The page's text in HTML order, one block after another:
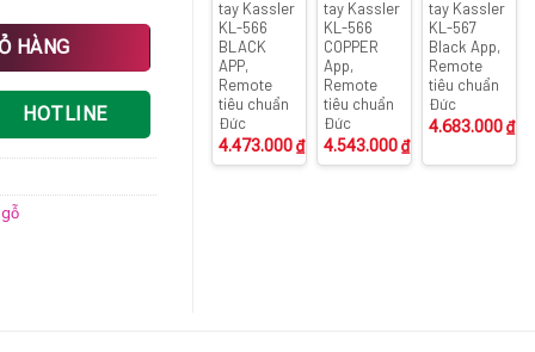
số lượng
HÀNG
HOTLINE
tay Kassler
KL-566
BLACK
APP,
Remote
tiêu chuẩn
Đức
4.473.000₫
tay Kassler
KL-566
COPPER
App,
Remote
tiêu chuẩn
Đức
4.543.000₫
tay Kassler
KL-567
Black App,
Remote
tiêu chuẩn
Đức
4.683.000₫